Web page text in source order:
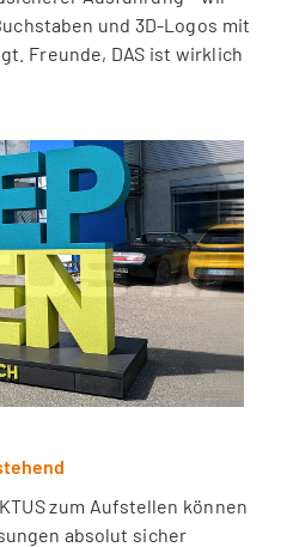
und 3D-Logos mit
Freunde, DAS ist wirklich
zum Aufstellen können
absolut sicher